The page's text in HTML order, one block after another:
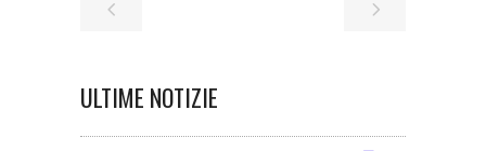
ULTIME NOTIZIE